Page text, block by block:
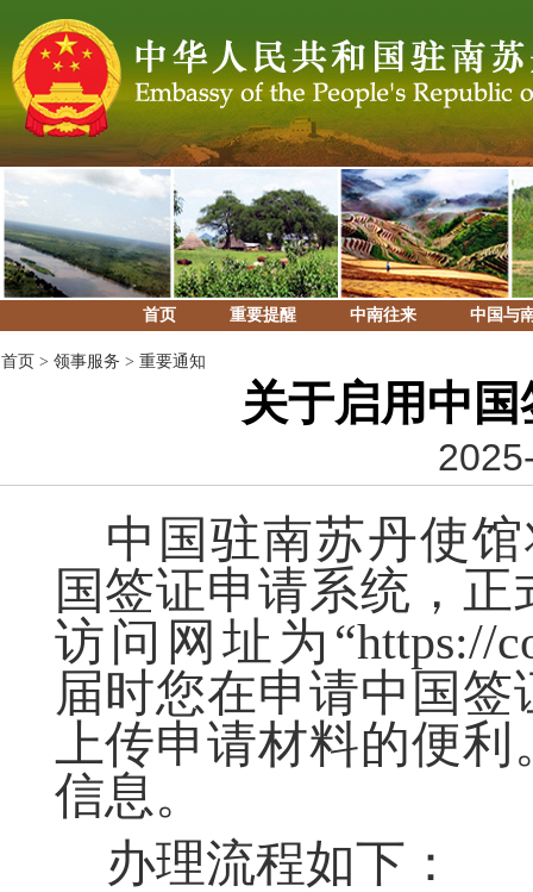
首页 重要提醒 中南往来 中国与
首页 > 领事服务 > 重要通知
关于启用中
中国驻南苏丹使
国签证申请系统，
访问网址为“https://
届时您在申请中国
上传申请材料的便
信息。
办理流程如下：